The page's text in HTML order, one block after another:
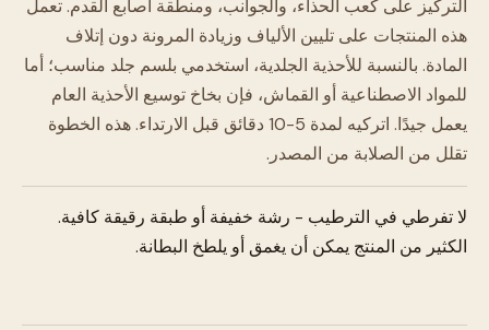
التركيز على كعب الحذاء، والجوانب، ومنطقة أصابع القدم. تعمل
هذه المنتجات على تليين الألياف وزيادة المرونة دون إتلاف
المادة. بالنسبة للأحذية الجلدية، استخدمي بلسم جلد مناسب؛ أما
للمواد الاصطناعية أو القماش، فإن بخاخ توسيع الأحذية العام
يعمل جيدًا. اتركيه لمدة 5-10 دقائق قبل الارتداء. هذه الخطوة
تقلل من الصلابة من المصدر.
لا تفرطي في الترطيب - رشة خفيفة أو طبقة رقيقة كافية.
الكثير من المنتج يمكن أن يغمق أو يلطخ البطانة.